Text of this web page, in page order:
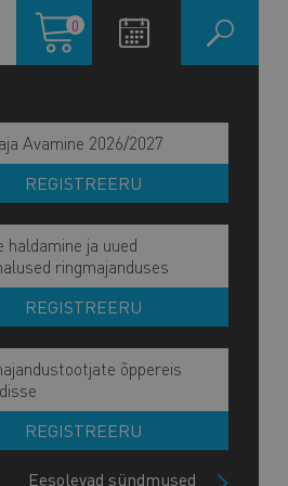
Ostukorv
0
Avamine 2026/2027
REGISTREERU
haldamine ja uued
ringmajanduses
REGISTREERU
õppereis
REGISTREERU
Eesolevad sündmused